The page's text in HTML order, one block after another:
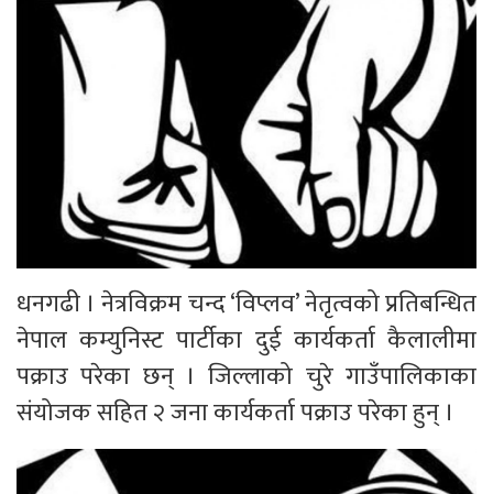
धनगढी । नेत्रविक्रम चन्द ‘विप्लव’ नेतृत्वको प्रतिबन्धित
नेपाल कम्युनिस्ट पार्टीका दुई कार्यकर्ता कैलालीमा
पक्राउ परेका छन् । जिल्लाको चुरे गाउँपालिकाका
संयोजक सहित २ जना कार्यकर्ता पक्राउ परेका हुन् ।